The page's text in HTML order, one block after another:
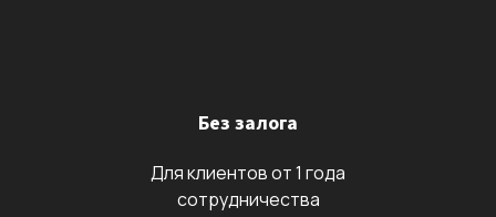
Без залога
Для клиентов от 1 года
сотрудничества